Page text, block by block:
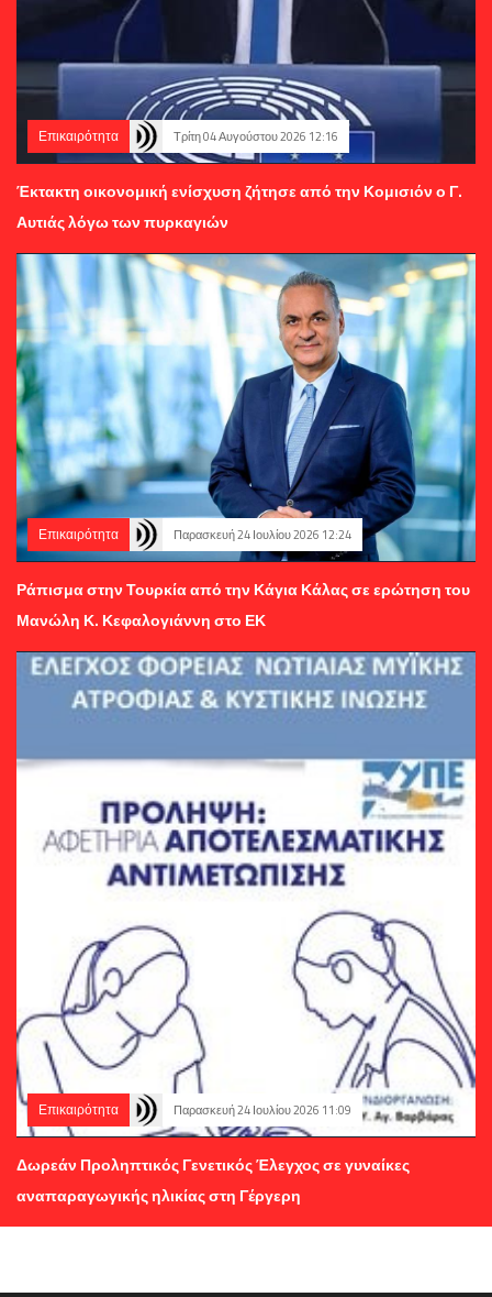
Επικαιρότητα Τρίτη 04 Αυγούστου 2026 12:16
Έκτακτη οικονομική ενίσχυση ζήτησε από την Κομισιόν ο Γ.
Αυτιάς λόγω των πυρκαγιών
Επικαιρότητα Παρασκευή 24 Ιουλίου 2026 12:24
Ράπισμα στην Τουρκία από την Κάγια Κάλας σε ερώτηση του
Μανώλη Κ. Κεφαλογιάννη στο ΕΚ
Επικαιρότητα Παρασκευή 24 Ιουλίου 2026 11:09
Δωρεάν Προληπτικός Γενετικός Έλεγχος σε γυναίκες
αναπαραγωγικής ηλικίας στη Γέργερη